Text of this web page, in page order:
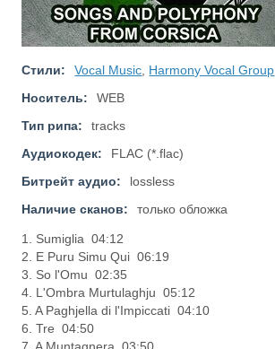
Стили: Vocal Music Harmony Vocal Group
Носитель:
WEB
Тип рипа:
tracks
Аудиокодек:
FLAC (*.flac)
Битрейт аудио:
lossless
Наличие сканов:
только обложка
1. Sumiglia 04:12
2. E Puru Simu Qui 06:19
3. So l'Omu 02:35
4. L'Ombra Murtulaghju 05:12
5. A Paghjella di l'Impiccati 04:10
6. Tre 04:50